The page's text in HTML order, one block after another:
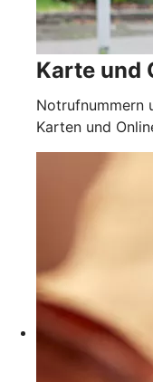
Karte und
Notrufnummern
Karten und